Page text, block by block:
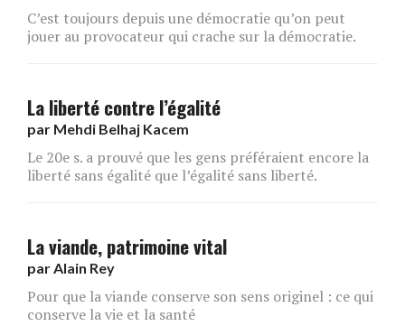
C’est toujours depuis une démocratie qu’on peut
jouer au provocateur qui crache sur la démocratie.
La liberté contre l’égalité
par Mehdi Belhaj Kacem
Le 20e s. a prouvé que les gens préféraient encore la
liberté sans égalité que l’égalité sans liberté.
La viande, patrimoine vital
parAlain Rey
Pour que la viande conserve son sens originel : ce qui
conserve la vie et la santé